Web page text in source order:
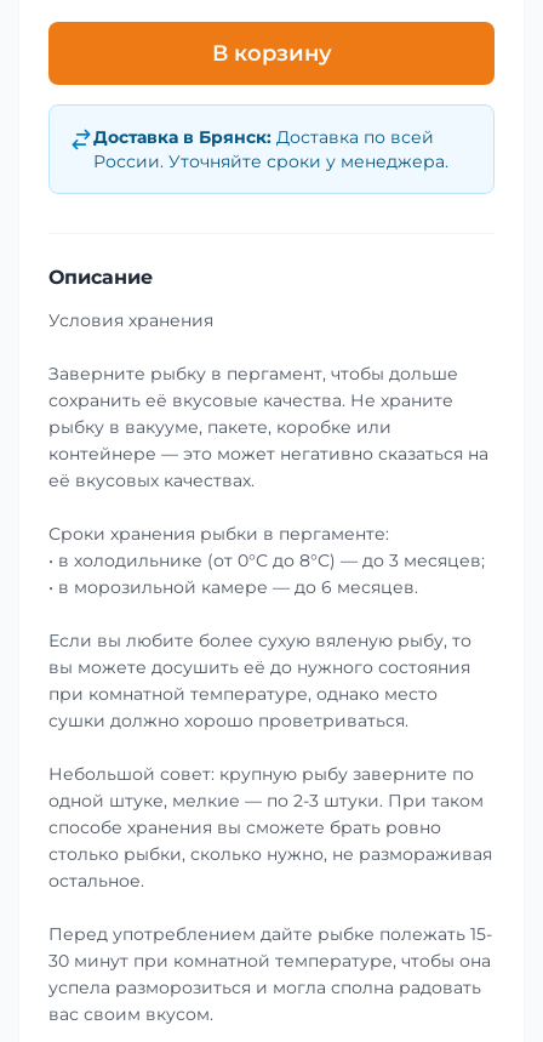
В корзину
Доставка в Брянск: Доставка по всей
России. Уточняйте сроки у менеджера.
Описание
Условия хранения
Заверните рыбку в пергамент, чтобы дольше
сохранить её вкусовые качества. Не храните
рыбку в вакууме, пакете, коробке или
контейнере — это может негативно сказаться на
её вкусовых качествах.
Сроки хранения рыбки в пергаменте:
• в холодильнике (от 0°С до 8°С) — до 3 месяцев;
• в морозильной камере — до 6 месяцев.
Если вы любите более сухую вяленую рыбу, то
вы можете досушить её до нужного состояния
при комнатной температуре, однако место
сушки должно хорошо проветриваться.
Небольшой совет: крупную рыбу заверните по
одной штуке, мелкие — по 2-3 штуки. При таком
способе хранения вы сможете брать ровно
столько рыбки, сколько нужно, не размораживая
остальное.
Перед употреблением дайте рыбке полежать 15-
30 минут при комнатной температуре, чтобы она
успела разморозиться и могла сполна радовать
вас своим вкусом.